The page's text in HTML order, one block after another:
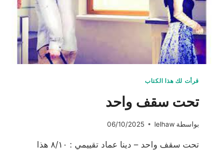
قرأت لك هذا الكتاب
تحت سقف واحد
بواسطة lelhaw
06/10/2025
تحت سقف واحد – دينا عماد تقييمي : ٨/١٠ هذا